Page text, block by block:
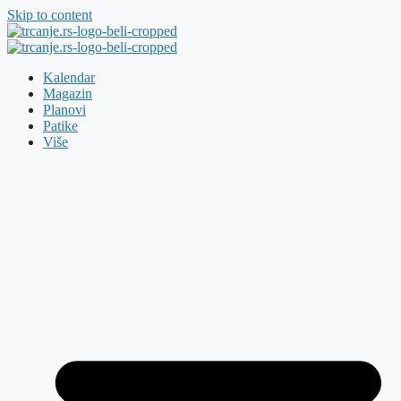
Skip to content
Kalendar
Magazin
Planovi
Patike
Više